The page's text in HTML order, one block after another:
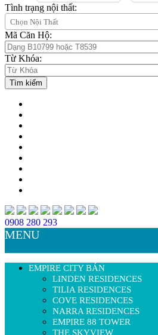
Tình trạng nội thất:
Chọn Nội Thất
Mã Căn Hộ:
Từ Khóa:
0908 280 293
MENU
EMPIRE CITY BÁN
LINDEN RESIDENCES
TILIA RESIDENCES
COVE RESIDENCES
NARRA RESIDENCES
EMPIRE 88 TOWER
THE SKYVIEW